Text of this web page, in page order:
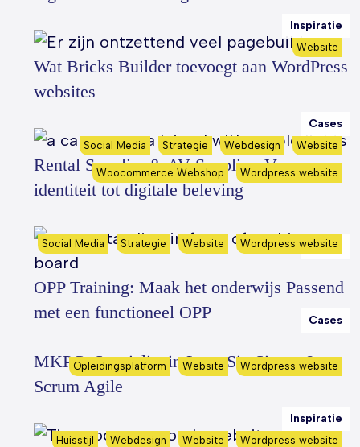
Inspiratie
Website
Wat Bricks Builder toevoegt aan WordPress
websites
Cases
Social Media Strategie Webdesign Website
Woocommerce Webshop Wordpress website
Rental Supplier & AV Supplier: Van
identiteit tot digitale beleving
Cases
Social Media Strategie Website Wordpress website
OPP Training: Maak het onderwijs Passend
met een functioneel OPP
Cases
Opleidingsplatform Website Wordpress website
MKPC: Specialist in Lean Six Sigma &
Scrum Agile
Inspiratie
Huisstijl Webdesign Website Wordpress website